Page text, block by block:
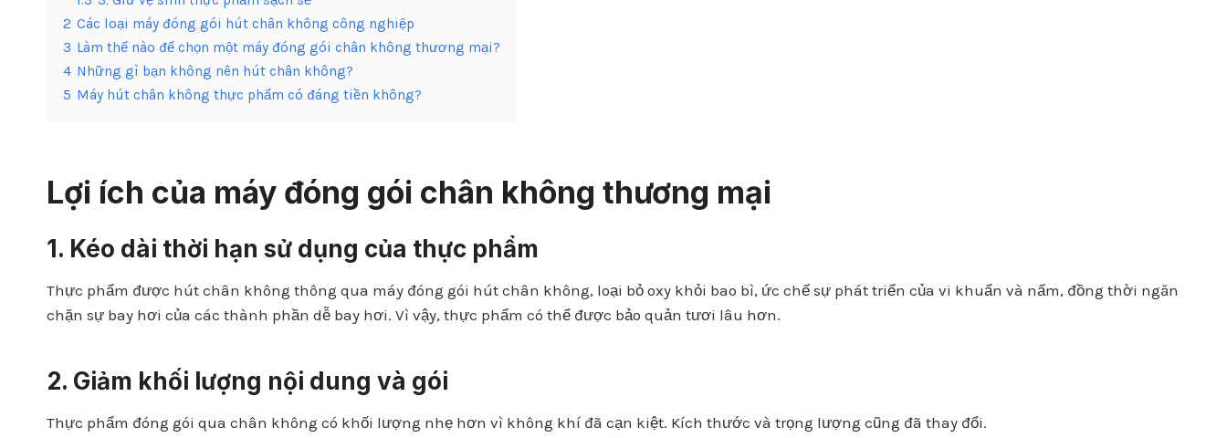
2 Các loại máy đóng gói hút chân không công nghiệp
3 Làm thế nào để chọn một máy đóng gói chân không thương mại?
4 Những gì bạn không nên hút chân không?
5 Máy hút chân không thực phẩm có đáng tiền không?
Lợi ích của máy đóng gói chân không thương mại
1. Kéo dài thời hạn sử dụng của thực phẩm
Thực phẩm được hút chân không thông qua máy đóng gói hút chân không, loại bỏ oxy khỏi bao bì, ức chế sự phát triển của vi khuẩn và nấm, đồng thời ngăn
chặn sự bay hơi của các thành phần dễ bay hơi. Vì vậy, thực phẩm có thể được bảo quản tươi lâu hơn.
2. Giảm khối lượng nội dung và gói
Thực phẩm đóng gói qua chân không có khối lượng nhẹ hơn vì không khí đã cạn kiệt. Kích thước và trọng lượng cũng đã thay đổi.